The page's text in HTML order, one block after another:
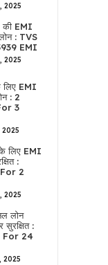
2025
की EMI
: TVS
EMI
2025
लिए EMI
: 2
3
2025
लिए EMI
:
2
2025
लोन
:
For 24
2025